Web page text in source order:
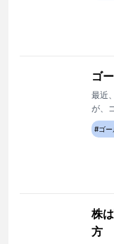
ゴ
最近
が、
象が
#ゴー
株
方